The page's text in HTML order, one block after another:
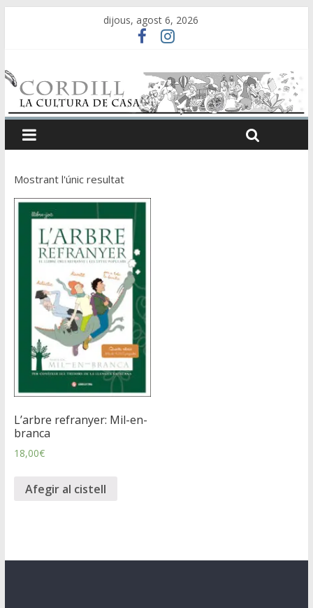
dijous, agost 6, 2026
Mostrant l'únic resultat
L’arbre refranyer: Mil-en-
branca
18,00€
Afegir al cistell